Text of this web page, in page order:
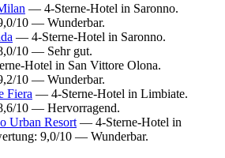
— 4-Sterne-Hotel in Saronno.
10 — Wunderbar.
— 4-Sterne-Hotel in Saronno.
10 — Sehr gut.
Hotel in San Vittore Olona.
10 — Wunderbar.
Fiera — 4-Sterne-Hotel in Limbiate.
10 — Hervorragend.
Urban Resort — 4-Sterne-Hotel in
9,0/10 — Wunderbar.